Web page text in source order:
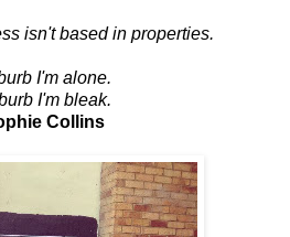
isn't based in properties.
I'm alone.
I'm bleak.
Collins